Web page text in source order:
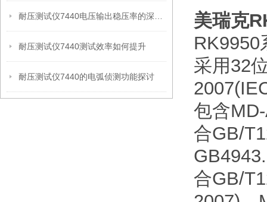
耐压测试仪7440测试效率如何提升
耐压测试仪7440的电弧侦测功能探讨
美瑞克
RK9950
采用32
包含
合GB/
合GB/